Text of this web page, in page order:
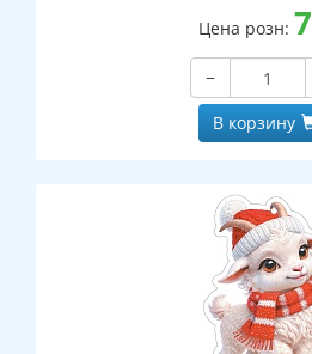
Цена розн: 7
−
В корзину